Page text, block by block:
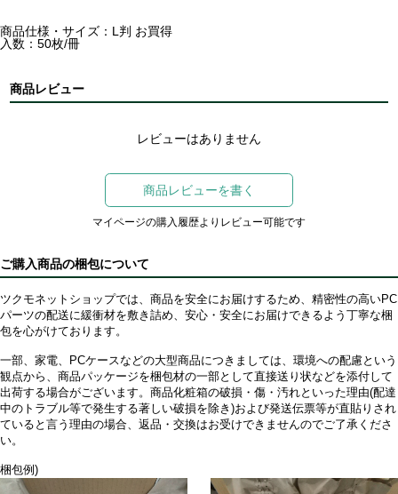
商品仕様・サイズ：L判 お買得
入数：50枚/冊
商品レビュー
レビューはありません
商品レビューを書く
マイページの購入履歴よりレビュー可能です
ご購入商品の梱包について
ツクモネットショップでは、商品を安全にお届けするため、精密性の高いPC
パーツの配送に緩衝材を敷き詰め、安心・安全にお届けできるよう丁寧な梱
包を心がけております。
一部、家電、PCケースなどの大型商品につきましては、環境への配慮という
観点から、商品パッケージを梱包材の一部として直接送り状などを添付して
出荷する場合がございます。商品化粧箱の破損・傷・汚れといった理由(配達
中のトラブル等で発生する著しい破損を除き)および発送伝票等が直貼りされ
ていると言う理由の場合、返品・交換はお受けできませんのでご了承くださ
い。
梱包例)